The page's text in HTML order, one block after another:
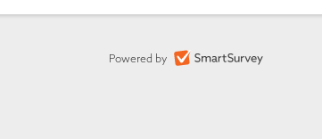
Powered by